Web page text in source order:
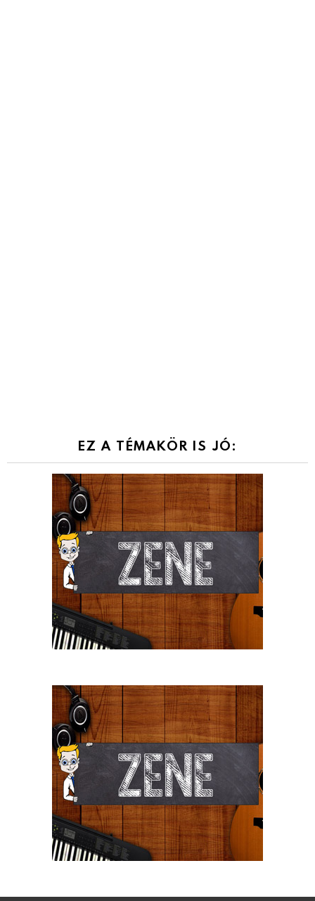
EZ A TÉMAKÖR IS JÓ: